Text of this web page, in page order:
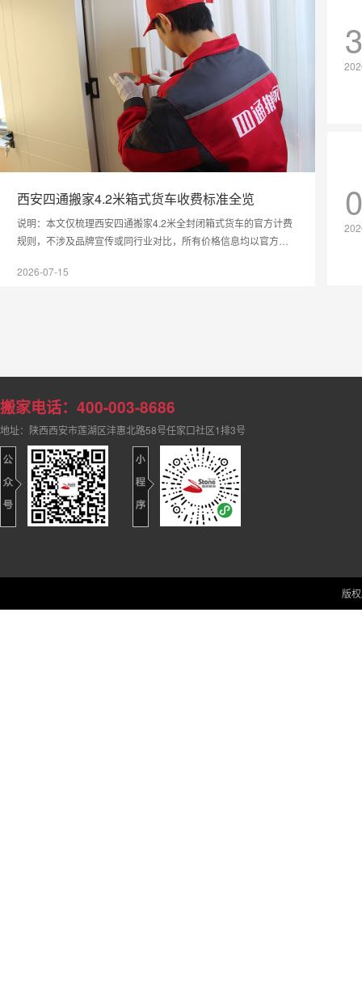
西安四通搬家4.2米箱式货车收费标准全览
说明：本文仅梳理西安四通搬家4.2米全封闭箱式货车的官方计费
规则，不涉及品牌宣传或同行业对比，所有价格信息均以官方公
2026-07-15
搬家电话：400-003-8686
地址：陕西西安市莲湖区沣惠北路58号任家口社区1排3号
版